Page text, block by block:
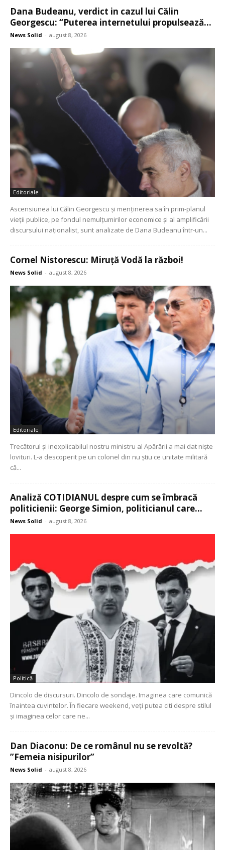
Dana Budeanu, verdict in cazul lui Călin
Georgescu: “Puterea internetului propulsează...
News Solid - august 8, 2026
Editoriale
Ascensiunea lui Călin Georgescu și menținerea sa în prim-planul
vieții publice, pe fondul nemulțumirilor economice și al amplificării
discursului naționalist, sunt analizate de Dana Budeanu într-un...
Cornel Nistorescu: Miruță Vodă la război!
News Solid - august 8, 2026
Editoriale
Trecătorul și inexplicabilul nostru ministru al Apărării a mai dat niște
lovituri. L-a descoperit pe un colonel din nu știu ce unitate militară
că...
Analiză COTIDIANUL despre cum se îmbracă
politicienii: George Simion, politicianul care...
News Solid - august 8, 2026
Politică
Dincolo de discursuri. Dincolo de sondaje. Imaginea care comunică
înaintea cuvintelor. În fiecare weekend, veți putea citi despre stilul
și imaginea celor care ne...
Dan Diaconu: De ce românul nu se revoltă?
”Femeia nisipurilor”
News Solid - august 8, 2026